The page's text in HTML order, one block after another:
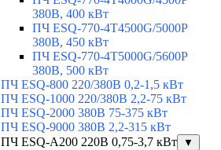
380В, 400 кВт
ПЧ ESQ-770-4T4500G/5000P
380В, 450 кВт
ПЧ ESQ-770-4T5000G/5600P
380В, 500 кВт
ПЧ ESQ-800 220/380В 0,2-1,5 кВт
ПЧ ESQ-1000 220/380В 2,2-75 кВт
ПЧ ESQ-2000 380В 75-375 кВт
ПЧ ESQ-9000 380В 2,2-315 кВт
ПЧ ESQ-A200 220В 0,75-3,7 кВт
▼